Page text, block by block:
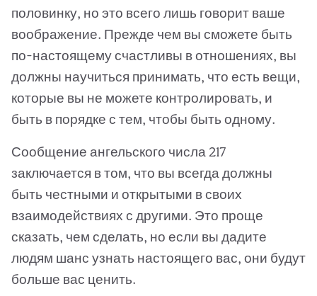
половинку, но это всего лишь говорит ваше
воображение. Прежде чем вы сможете быть
по-настоящему счастливы в отношениях, вы
должны научиться принимать, что есть вещи,
которые вы не можете контролировать, и
быть в порядке с тем, чтобы быть одному.
Сообщение ангельского числа 217
заключается в том, что вы всегда должны
быть честными и открытыми в своих
взаимодействиях с другими. Это проще
сказать, чем сделать, но если вы дадите
людям шанс узнать настоящего вас, они будут
больше вас ценить.